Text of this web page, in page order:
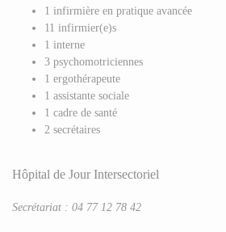
1 infirmière en pratique avancée
11 infirmier(e)s
1 interne
3 psychomotriciennes
1 ergothérapeute
1 assistante sociale
1 cadre de santé
2 secrétaires
Hôpital de Jour Intersectoriel
Secrétariat : 04 77 12 78 42